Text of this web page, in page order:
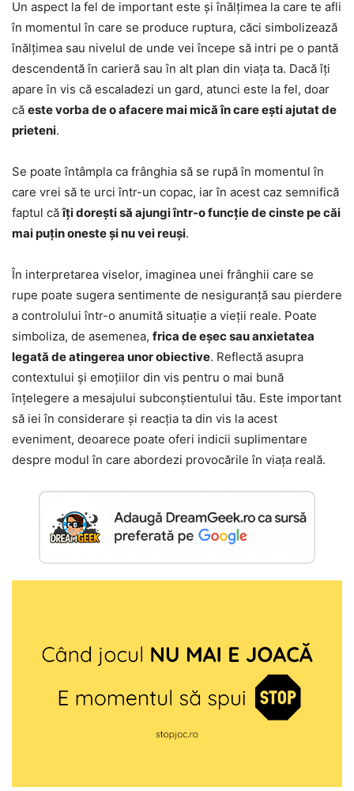
Un aspect la fel de important este și înălțimea la care te afli
în momentul în care se produce ruptura, căci simbolizează
înălțimea sau nivelul de unde vei începe să intri pe o pantă
descendentă în carieră sau în alt plan din viața ta. Dacă îți
apare în vis că escaladezi un gard, atunci este la fel, doar
că este vorba de o afacere mai mică în care ești ajutat de
prieteni.
Se poate întâmpla ca frânghia să se rupă în momentul în
care vrei să te urci într-un copac, iar în acest caz semnifică
faptul căîți dorești să ajungi într-o funcție de cinste pe căi
mai puțin oneste și nu vei reuși.
În interpretarea viselor, imaginea unei frânghii care se
rupe poate sugera sentimente de nesiguranță sau pierdere
a controlului într-o anumită situație a vieții reale. Poate
simboliza, de asemenea, frica de eșec sau anxietatea
legată de atingerea unor obiective. Reflectă asupra
contextului și emoțiilor din vis pentru o mai bună
înțelegere a mesajului subconștientului tău. Este important
să iei în considerare și reacția ta din vis la acest
eveniment, deoarece poate oferi indicii suplimentare
despre modul în care abordezi provocările în viața reală.